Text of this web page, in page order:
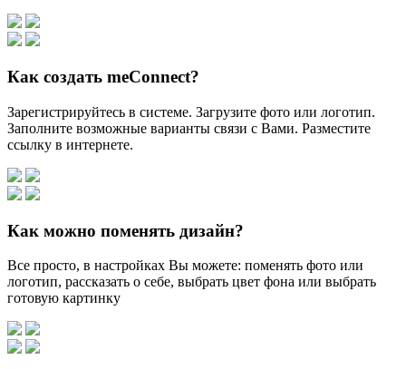
Как создать meConnect?
Зарегистрируйтесь в системе. Загрузите фото или логотип.
Заполните возможные варианты связи с Вами. Разместите
ссылку в интернете.
Как можно поменять дизайн?
Все просто, в настройках Вы можете: поменять фото или
логотип, рассказать о себе, выбрать цвет фона или выбрать
готовую картинку